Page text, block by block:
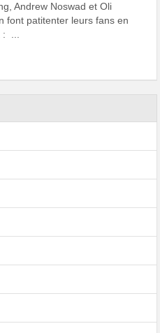
Andrew Noswad et Oli
font patitenter leurs fans en
...